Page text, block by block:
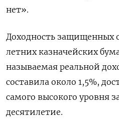
нет».
Доходность защищенных
летних казначейских
называемая реальной
составила около 1,5%,
самого высокого уровня
десятилетие.